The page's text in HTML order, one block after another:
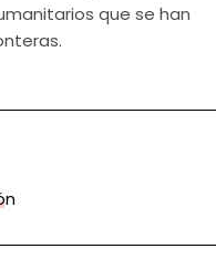
que se han